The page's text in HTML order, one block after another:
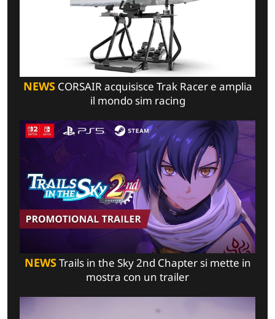
NEWSCORSAIR acquisisce Trak Racer e amplia
il mondo sim racing
NEWSTrails in the Sky 2nd Chapter si mette in
mostra con un trailer